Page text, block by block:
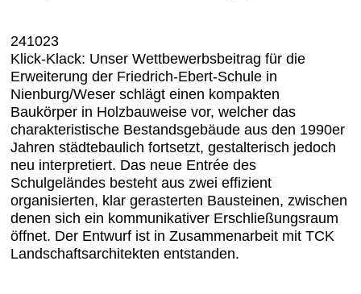
241023
Klick-Klack: Unser Wettbewerbsbeitrag für die
Erweiterung der Friedrich-Ebert-Schule in
Nienburg/Weser schlägt einen kompakten
Baukörper in Holzbauweise vor, welcher das
charakteristische Bestandsgebäude aus den 1990er
Jahren städtebaulich fortsetzt, gestalterisch jedoch
neu interpretiert. Das neue Entrée des
Schulgeländes besteht aus zwei effizient
organisierten, klar gerasterten Bausteinen, zwischen
denen sich ein kommunikativer Erschließungsraum
öffnet. Der Entwurf ist in Zusammenarbeit mit TCK
Landschaftsarchitekten entstanden.